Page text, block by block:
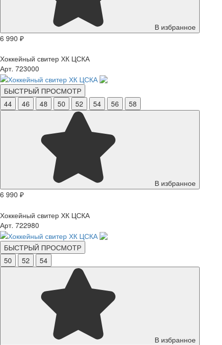
В избранное
6 990 ₽
Хоккейный свитер ХК ЦСКА
Арт. 723000
БЫСТРЫЙ ПРОСМОТР
44
46 48 50 52 54 56 58
В избранное
6 990 ₽
Хоккейный свитер ХК ЦСКА
Арт. 722980
БЫСТРЫЙ ПРОСМОТР
50
52 54
В избранное